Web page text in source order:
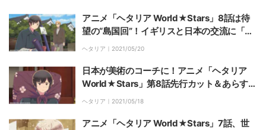
アニメ「ヘタリア World★Stars」8話は待
望の“島国回”！イギリスと日本の交流に「全
てが尊い」「国宝級に可愛い」の声
ヘタリア｜ 2021/05/20
日本が美術のコーチに！アニメ「ヘタリア
World★Stars」第8話先行カット＆あらすじ
公開
ヘタリア｜ 2021/05/18
アニメ「ヘタリア World★Stars」7話、世